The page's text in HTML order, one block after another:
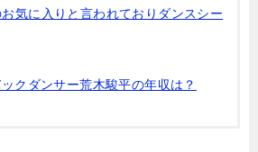
気に入りと言われておりダンスシー
クダンサー荒木駿平の年収は？